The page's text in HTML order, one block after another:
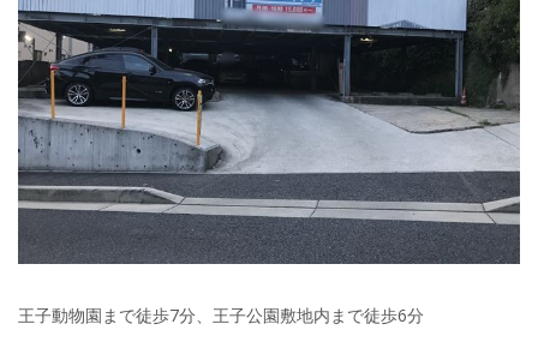
王子動物園まで徒歩7分、王子公園敷地内まで徒歩6分